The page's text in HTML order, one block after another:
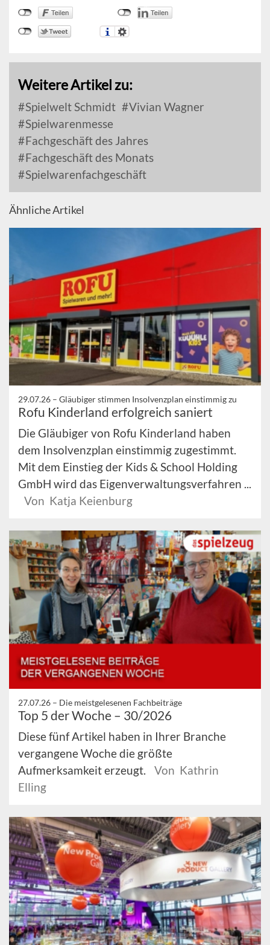
Weitere Artikel zu:
Spielwelt Schmidt
Vivian Wagner
Spielwarenmesse
Fachgeschäft des Jahres
Fachgeschäft des Monats
Spielwarenfachgeschäft
Ähnliche Artikel
29.07.26 – Gläubiger stimmen Insolvenzplan einstimmig zu
Rofu Kinderland erfolgreich saniert
Die Gläubiger von Rofu Kinderland haben
dem Insolvenzplan einstimmig zugestimmt.
Mit dem Einstieg der Kids & School Holding
GmbH wird das Eigenverwaltungsverfahren ...
Von Katja Keienburg
27.07.26 – Die meistgelesenen Fachbeiträge
Top 5 der Woche – 30/2026
Diese fünf Artikel haben in Ihrer Branche
vergangene Woche die größte
Aufmerksamkeit erzeugt.
Von Kathrin
Elling